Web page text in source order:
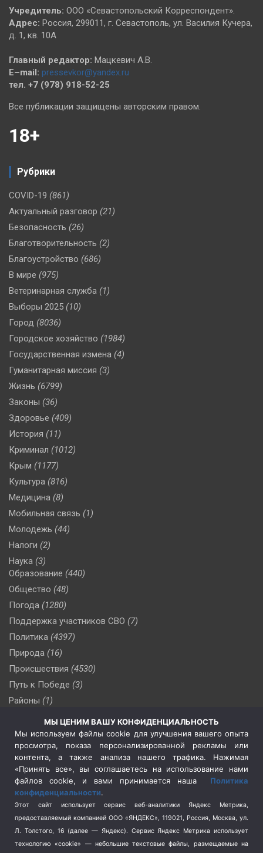
Учредитель: ООО «Севастопольский Корреспондент».
Адрес: Россия, 299011, г. Севастополь, ул. Василия Кучера,
д. 1, кв. 10А
Главный редактор: Мацкевич А.В.
E–mail: pressevkor@yandex.ru
тел. +7 (978) 918-52-25
Все публикации защищены авторским правом.
18+
Рубрики
COVID-19 (861)
Актуальный разговор (21)
Безопасность (26)
Благотворительность (2)
Благоустройство (686)
В мире (975)
Ветеринарная служба (1)
Выборы 2025 (10)
Город (8036)
Городское хозяйство (1984)
Государственная измена (4)
Гуманитарная миссия (3)
Жизнь (6799)
Законы (36)
Здоровье (409)
История (11)
Криминал (1012)
Крым (1177)
Культура (816)
Медицина (8)
Мобильная связь (1)
Молодежь (44)
Налоги (2)
Наука (3)
Образование (440)
Общество (48)
Погода (1280)
Поддержка участников СВО (7)
Политика (4397)
Природа (16)
Происшествия (4530)
Путь к Победе (3)
Районы (1)
(510)
Сельское хозяйство (3)
Социальная политика
(3)
Спецоперация в Украине
Спецоперация на Украине
(404)
Спорт (740)
Терроризм (1)
Транспорт (262)
МЫ ЦЕНИМ ВАШУ КОНФИДЕНЦИАЛЬНОСТЬ
Мы используем файлы cookie для улучшения вашего опыта
просмотра, показа персонализированной рекламы или
контента, а также анализа нашего трафика. Нажимая
«Принять все», вы соглашаетесь на использование нами
файлов cookie, и вами принимается наша Политика
конфиденциальности.
Этот сайт использует сервис веб-аналитики Яндекс Метрика,
предоставляемый компанией ООО «ЯНДЕКС», 119021, Россия, Москва, ул.
Л. Толстого, 16 (далее — Яндекс). Сервис Яндекс Метрика использует
технологию «cookie» — небольшие текстовые файлы, размещаемые на